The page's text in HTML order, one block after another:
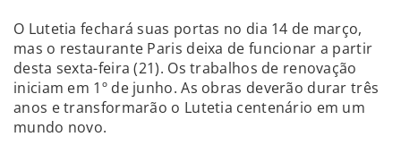
O Lutetia fechará suas portas no dia 14 de março,
mas o restaurante Paris deixa de funcionar a partir
desta sexta-feira (21). Os trabalhos de renovação
iniciam em 1º de junho. As obras deverão durar três
anos e transformarão o Lutetia centenário em um
mundo novo.